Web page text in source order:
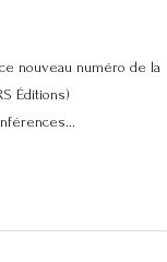
nouveau numéro de la
Éditions)